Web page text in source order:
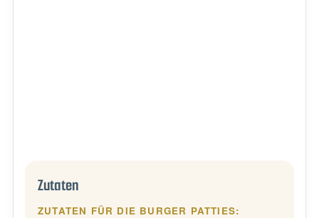
Zutaten
ZUTATEN FÜR DIE BURGER PATTIES: